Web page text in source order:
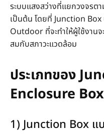
ระบบแสงสว่างที่แยกวงจรต
เป็นต้น โดยที่ Junction
Outdoor ที่จะทำให้ผู้ใช้งาน
สมกับสภาวะแวดล้อม
ประเภทของ
Enclosure Box
1) Junction Box